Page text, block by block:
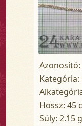
Azonosító:
Kategória:
Hossz: 45
Súly: 2.15